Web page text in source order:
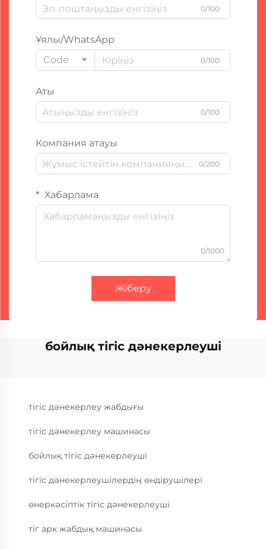
0/100
Ұялы/WhatsApp
Code
0/100
Аты
0/100
Компания атауы
0/200
Хабарлама
0/1000
Жіберу
бойлық тігіс дәнекерлеуші
тігіс дәнекерлеу жабдығы
тігіс дәнекерлеу машинасы
бойлық тігіс дәнекерлеуші
тігіс дәнекерлеушілердің өндірушілері
өнеркәсіптік тігіс дәнекерлеуші
тіг арк жабдық машинасы